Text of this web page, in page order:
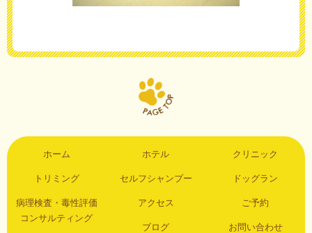
ホーム ホテル クリニック
トリミング セルフシャンプー ドッグラン
病理検査・毒性評価
コンサルティング
アクセス ご予約
ブログ お問い合わせ